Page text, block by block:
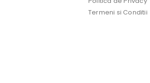
Termeni si Conditii